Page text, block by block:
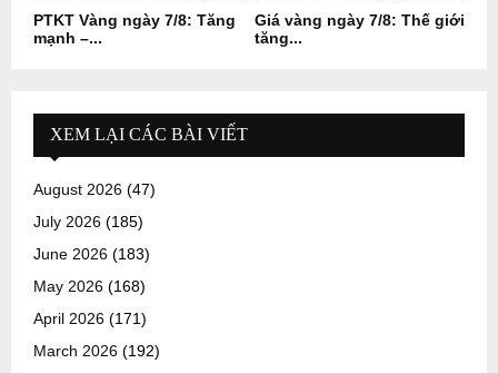
PTKT Vàng ngày 7/8: Tăng
mạnh –...
Giá vàng ngày 7/8: Thế giới
tăng...
XEM LẠI CÁC BÀI VIẾT
August 2026 (47)
July 2026 (185)
June 2026 (183)
May 2026 (168)
April 2026 (171)
March 2026 (192)